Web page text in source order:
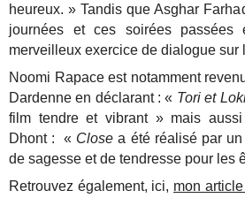
heureux. » Tandis que Asghar
journées et ces soirées passées
merveilleux exercice de dialogue sur
Noomi Rapace est notamment
Dardenne en déclarant : « Tori et
film tendre et vibrant » mais
Dhont : « Close a été réalisé par
de sagesse et de tendresse pour les
Retrouvez également, ici, mon